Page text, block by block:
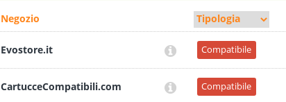
Negozio
Evostore.it Compatibile
CartucceCompatibili.com Compatibile